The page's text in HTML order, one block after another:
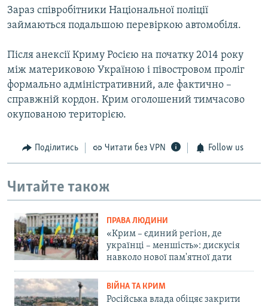
Зараз співробітники Національної поліції
займаються подальшою перевіркою автомобіля.
Після анексії Криму Росією на початку 2014 року
між материковою Україною і півостровом проліг
формально адміністративний, але фактично –
справжній кордон. Крим оголошений тимчасово
окупованою територією.
Поділитись Читати без VPN Follow us
Читайте також
ПРАВА ЛЮДИНИ
«Крим – єдиний регіон, де
українці – меншість»: дискусія
навколо нової пам'ятної дати
ВІЙНА ТА КРИМ
Російська влада обіцяє закрити